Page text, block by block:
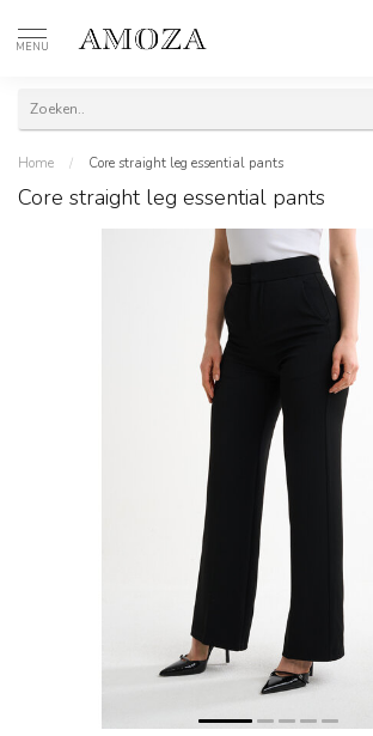
MENU
Home / Core straight leg essential pants
Core straight leg essential pants